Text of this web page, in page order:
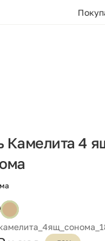
Камелита 4